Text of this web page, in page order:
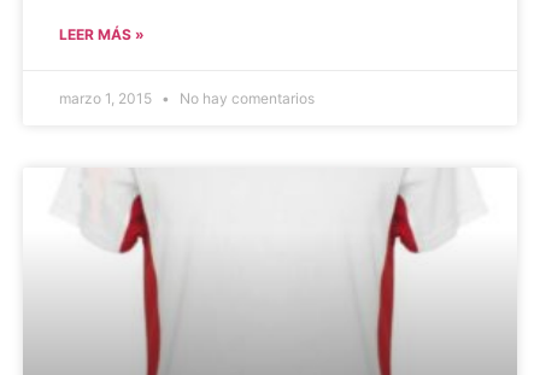
LEER MÁS »
marzo 1, 2015 No hay comentarios